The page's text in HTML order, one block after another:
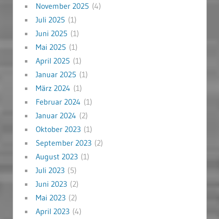
November 2025 (4)
Juli 2025 (1)
Juni 2025 (1)
Mai 2025 (1)
April 2025 (1)
Januar 2025 (1)
März 2024 (1)
Februar 2024 (1)
Januar 2024 (2)
Oktober 2023(1)
September 2023(2)
August 2023(1)
Juli 2023(5)
Juni 2023(2)
Mai 2023(2)
April 2023(4)